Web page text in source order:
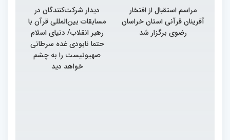
مراسم استقبال از افتخار
آفرینان قرآنی استان خراسان
رضوی برگزار شد
دیدار شرکت‌کنندگان در
مسابقات بین‌المللی قرآن با
رهبر انقلاب/ دنیای اسلام
حتما نابودی غده سرطانی
صهیونیست را به چشم
خواهد دید